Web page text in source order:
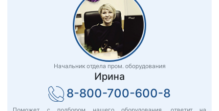
Начальник отдела пром. оборудования
Ирина
8-800-700-600-8